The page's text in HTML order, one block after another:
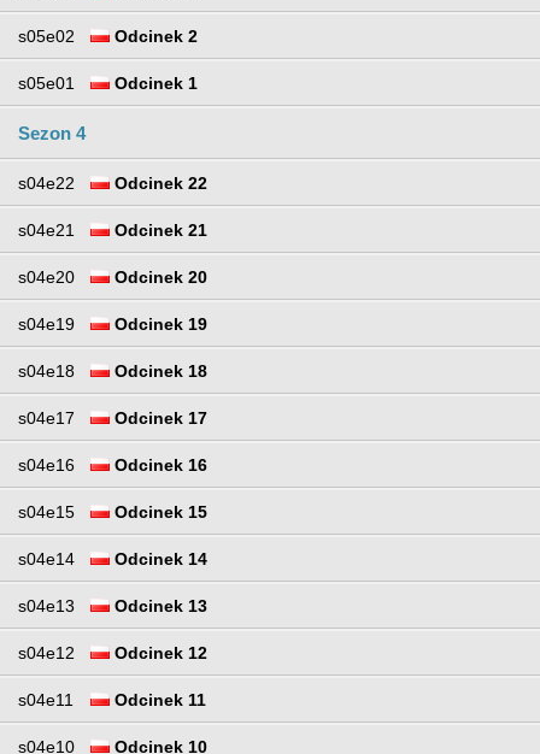
s05e02 Odcinek 2
s05e01 Odcinek 1
Sezon 4
s04e22 Odcinek 22
s04e21 Odcinek 21
s04e20 Odcinek 20
s04e19 Odcinek 19
s04e18 Odcinek 18
s04e17 Odcinek 17
s04e16 Odcinek 16
s04e15 Odcinek 15
s04e14 Odcinek 14
s04e13 Odcinek 13
s04e12 Odcinek 12
s04e11 Odcinek 11
s04e10 Odcinek 10